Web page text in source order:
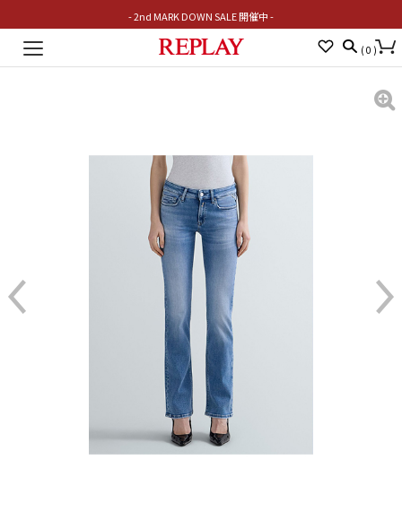
- 2nd MARK DOWN SALE 開催中 -
Toggle
( 0 )